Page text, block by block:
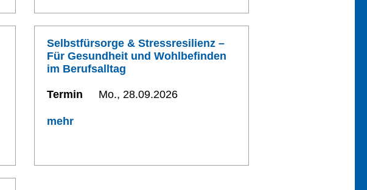
Selbstfürsorge & Stressresilienz –
Für Gesundheit und Wohlbefinden
im Berufsalltag
Termin Mo., 28.09.2026
mehr